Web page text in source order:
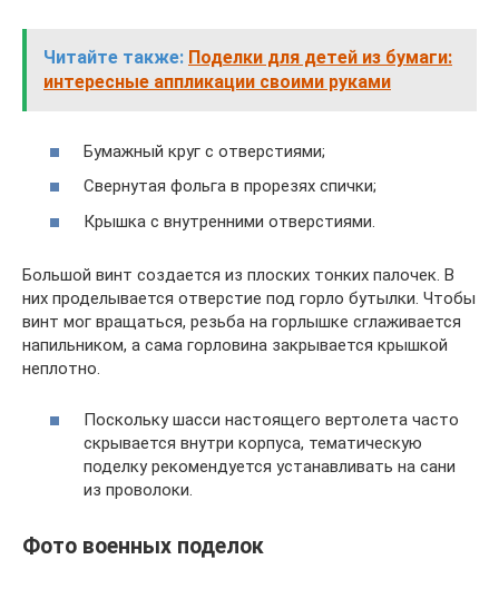
Читайте также: Поделки для детей из бумаги:
интересные аппликации своими руками
Бумажный круг с отверстиями;
Свернутая фольга в прорезях спички;
Крышка с внутренними отверстиями.
Большой винт создается из плоских тонких палочек. В
них проделывается отверстие под горло бутылки. Чтобы
винт мог вращаться, резьба на горлышке сглаживается
напильником, а сама горловина закрывается крышкой
неплотно.
Поскольку шасси настоящего вертолета часто
скрывается внутри корпуса, тематическую
поделку рекомендуется устанавливать на сани
из проволоки.
Фото военных поделок